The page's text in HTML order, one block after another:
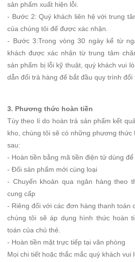
sản phẩm xuất hiện lỗi.
- Bước 2: Quý khách liên hệ với trung
của chúng tôi để được xác nhận.
- Bước 3:Trong vòng 30 ngày kể từ
khách được xác nhận từ trung tâm
sản phẩm bị lỗi kỹ thuật, quý khách vui
dẫn đổi trả hàng để bắt đầu quy trình đổi
3. Phương thức hoàn tiền
Tùy theo lí do hoàn trả sản phẩm kết
kho, chúng tôi sẽ có những phương
sau:
- Hoàn tiền bằng mã tiền điện tử dùng
- Đổi sản phẩm mới cùng loại
- Chuyển khoản qua ngân hàng theo
cung cấp
- Riêng đối với các đơn hàng thanh toán
chúng tôi sẽ áp dụng hình thức hoàn
toán của chủ thẻ.
- Hoàn tiền mặt trực tiếp tại văn phòng
Mọi chi tiết hoặc thắc mắc quý khách vui